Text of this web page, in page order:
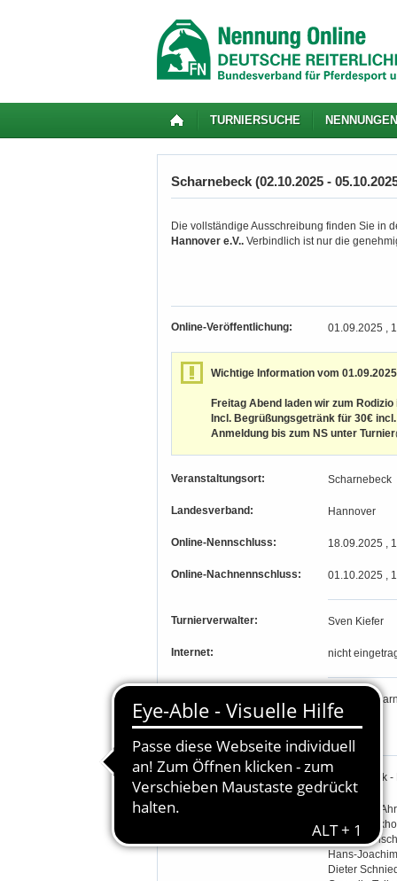
TURNIERSUCHE NENNUNGEN
Scharnebeck (02.10.2025 -
Die vollständige Ausschreibung finden Sie in
Hannover e.V.. Verbindlich ist nur die
Online-Veröffentlichung: 01.09.2025 ,
Wichtige Information vom 01.09.2025
Freitag Abend laden wir zum
Incl. Begrüßungsgetränk für 30€
Anmeldung bis zum NS unter
Veranstaltungsort: Scharnebeck
Landesverband: Hannover
Online-Nennschluss: 18.09.2025 ,
Online-Nachnennschluss: 01.10.2025 ,
Turnierverwalter: Sven Kiefer
Internet: nicht
21379,
Längengrad, Breitengrad -, -
Axel Antrack
Richter:
Horst-Axel
Willi
Gundula
Hans-
Dieter